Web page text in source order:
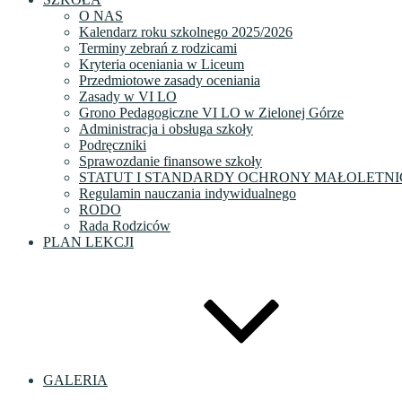
O NAS
Kalendarz roku szkolnego 2025/2026
Terminy zebrań z rodzicami
Kryteria oceniania w Liceum
Przedmiotowe zasady oceniania
Zasady w VI LO
Grono Pedagogiczne VI LO w Zielonej Górze
Administracja i obsługa szkoły
Podręczniki
Sprawozdanie finansowe szkoły
STATUT I STANDARDY OCHRONY
Regulamin nauczania indywidualnego
RODO
Rada Rodziców
PLAN LEKCJI
GALERIA